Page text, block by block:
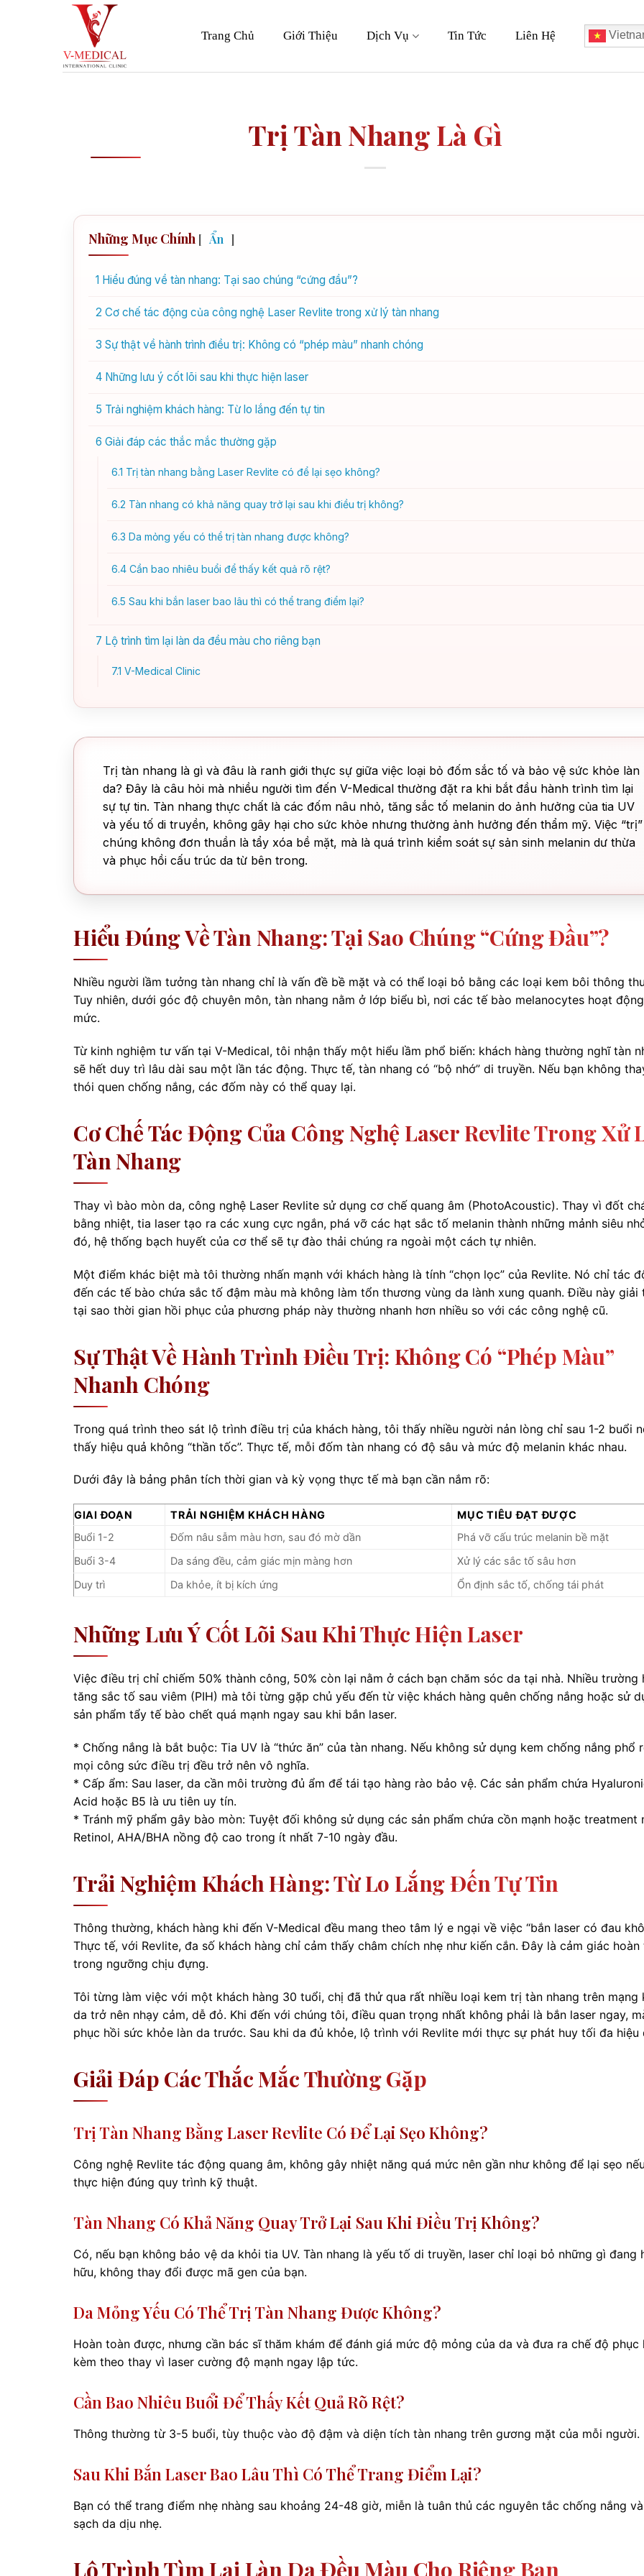
Trang Chủ Giới Thiệu Dịch Vụ Tin Tức Liên Hệ
Trị Tàn Nhang Là Gì
Những Mục Chính [ Ẩn ]
1 Hiểu đúng về tàn nhang: Tại sao chúng “cứng đầu”?
2 Cơ chế tác động của công nghệ Laser Revlite trong xử lý tàn nhang
3 Sự thật về hành trình điều trị: Không có “phép màu” nhanh chóng
4 Những lưu ý cốt lõi sau khi thực hiện laser
5 Trải nghiệm khách hàng: Từ lo lắng đến tự tin
6 Giải đáp các thắc mắc thường gặp
6.1 Trị tàn nhang bằng Laser Revlite có để lại sẹo không?
6.2 Tàn nhang có khả năng quay trở lại sau khi điều trị không?
6.3 Da mỏng yếu có thể trị tàn nhang được không?
6.4 Cần bao nhiêu buổi để thấy kết quả rõ rệt?
6.5 Sau khi bắn laser bao lâu thì có thể trang điểm lại?
7 Lộ trình tìm lại làn da đều màu cho riêng bạn
7.1 V-Medical Clinic
Trị tàn nhang là gì và đâu là ranh giới thực sự giữa việc loại bỏ đốm sắc tố và bảo vệ sức khỏe làn
da? Đây là câu hỏi mà nhiều người tìm đến V-Medical thường đặt ra khi bắt đầu hành trình tìm lại
sự tự tin. Tàn nhang thực chất là các đốm nâu nhỏ, tăng sắc tố melanin do ảnh hưởng của tia UV
và yếu tố di truyền, không gây hại cho sức khỏe nhưng thường ảnh hưởng đến thẩm mỹ. Việc “trị”
chúng không đơn thuần là tẩy xóa bề mặt, mà là quá trình kiểm soát sự sản sinh melanin dư thừa
và phục hồi cấu trúc da từ bên trong.
Hiểu Đúng Về Tàn Nhang: Tại Sao Chúng “cứng Đầu”?
Nhiều người lầm tưởng tàn nhang chỉ là vấn đề bề mặt và có thể loại bỏ bằng các loại kem bôi thông
Tuy nhiên, dưới góc độ chuyên môn, tàn nhang nằm ở lớp biểu bì, nơi các tế bào melanocytes hoạt
mức.
Từ kinh nghiệm tư vấn tại V-Medical, tôi nhận thấy một hiểu lầm phổ biến: khách hàng thường nghĩ tàn
sẽ hết duy trì lâu dài sau một lần tác động. Thực tế, tàn nhang có “bộ nhớ” di truyền. Nếu bạn không
thói quen chống nắng, các đốm này có thể quay lại.
Cơ Chế Tác Động Của Công Nghệ Laser Revlite Trong Xử
Tàn Nhang
Thay vì bào mòn da, công nghệ Laser Revlite sử dụng cơ chế quang âm (PhotoAcoustic). Thay vì đốt
bằng nhiệt, tia laser tạo ra các xung cực ngắn, phá vỡ các hạt sắc tố melanin thành những mảnh siêu
đó, hệ thống bạch huyết của cơ thể sẽ tự đào thải chúng ra ngoài một cách tự nhiên.
Một điểm khác biệt mà tôi thường nhấn mạnh với khách hàng là tính “chọn lọc” của Revlite. Nó chỉ tác
đến các tế bào chứa sắc tố đậm màu mà không làm tổn thương vùng da lành xung quanh. Điều này giải
tại sao thời gian hồi phục của phương pháp này thường nhanh hơn nhiều so với các công nghệ cũ.
Sự Thật Về Hành Trình Điều Trị: Không Có “phép Màu”
Nhanh Chóng
Trong quá trình theo sát lộ trình điều trị của khách hàng, tôi thấy nhiều người nản lòng chỉ sau 1-2 buổi
thấy hiệu quả không “thần tốc”. Thực tế, mỗi đốm tàn nhang có độ sâu và mức độ melanin khác nhau.
Dưới đây là bảng phân tích thời gian và kỳ vọng thực tế mà bạn cần nắm rõ:
GIAI ĐOẠN TRẢI NGHIỆM KHÁCH HÀNG
MỤC TIÊU ĐẠT ĐƯỢC
Buổi 1-2
Đốm nâu sẫm màu hơn, sau đó mờ dần
Phá vỡ cấu trúc melanin bề mặt
Buổi 3-4
Da sáng đều, cảm giác mịn màng hơn
Xử lý các sắc tố sâu hơn
Duy trì
Da khỏe, ít bị kích ứng Ổn định sắc tố, chống tái phát
Những Lưu Ý Cốt Lõi Sau Khi Thực Hiện Laser
Việc điều trị chỉ chiếm 50% thành công, 50% còn lại nằm ở cách bạn chăm sóc da tại nhà. Nhiều trường
tăng sắc tố sau viêm (PIH) mà tôi từng gặp chủ yếu đến từ việc khách hàng quên chống nắng hoặc sử
sản phẩm tẩy tế bào chết quá mạnh ngay sau khi bắn laser.
* Chống nắng là bắt buộc: Tia UV là “thức ăn” của tàn nhang. Nếu không sử dụng kem chống nắng phổ
mọi công sức điều trị đều trở nên vô nghĩa.
* Cấp ẩm: Sau laser, da cần môi trường đủ ẩm để tái tạo hàng rào bảo vệ. Các sản phẩm chứa
Acid hoặc B5 là ưu tiên uy tín.
* Tránh mỹ phẩm gây bào mòn: Tuyệt đối không sử dụng các sản phẩm chứa cồn mạnh hoặc treatment
Retinol, AHA/BHA nồng độ cao trong ít nhất 7-10 ngày đầu.
Trải Nghiệm Khách Hàng: Từ Lo Lắng Đến Tự Tin
Thông thường, khách hàng khi đến V-Medical đều mang theo tâm lý e ngại về việc “bắn laser có đau
Thực tế, với Revlite, đa số khách hàng chỉ cảm thấy châm chích nhẹ như kiến cắn. Đây là cảm giác hoàn
trong ngưỡng chịu đựng.
Tôi từng làm việc với một khách hàng 30 tuổi, chị đã thử qua rất nhiều loại kem trị tàn nhang trên mạng
da trở nên nhạy cảm, dễ đỏ. Khi đến với chúng tôi, điều quan trọng nhất không phải là bắn laser ngay,
phục hồi sức khỏe làn da trước. Sau khi da đủ khỏe, lộ trình với Revlite mới thực sự phát huy tối đa hiệu
Giải Đáp Các Thắc Mắc Thường Gặp
Trị Tàn Nhang Bằng Laser Revlite Có Để Lại Sẹo Không?
Công nghệ Revlite tác động quang âm, không gây nhiệt năng quá mức nên gần như không để lại sẹo
thực hiện đúng quy trình kỹ thuật.
Tàn Nhang Có Khả Năng Quay Trở Lại Sau Khi Điều Trị Không?
Có, nếu bạn không bảo vệ da khỏi tia UV. Tàn nhang là yếu tố di truyền, laser chỉ loại bỏ những gì đang
hữu, không thay đổi được mã gen của bạn.
Da Mỏng Yếu Có Thể Trị Tàn Nhang Được Không?
Hoàn toàn được, nhưng cần bác sĩ thăm khám để đánh giá mức độ mỏng của da và đưa ra chế độ phục
kèm theo thay vì laser cường độ mạnh ngay lập tức.
Cần Bao Nhiêu Buổi Để Thấy Kết Quả Rõ Rệt?
Thông thường từ 3-5 buổi, tùy thuộc vào độ đậm và diện tích tàn nhang trên gương mặt của mỗi người.
Sau Khi Bắn Laser Bao Lâu Thì Có Thể Trang Điểm Lại?
Bạn có thể trang điểm nhẹ nhàng sau khoảng 24-48 giờ, miễn là tuân thủ các nguyên tắc chống nắng
sạch da dịu nhẹ.
Lộ Trình Tìm Lại Làn Da Đều Màu Cho Riêng Bạn